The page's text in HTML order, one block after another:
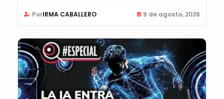
PorIRMA CABALLERO 9 de agosto, 2026